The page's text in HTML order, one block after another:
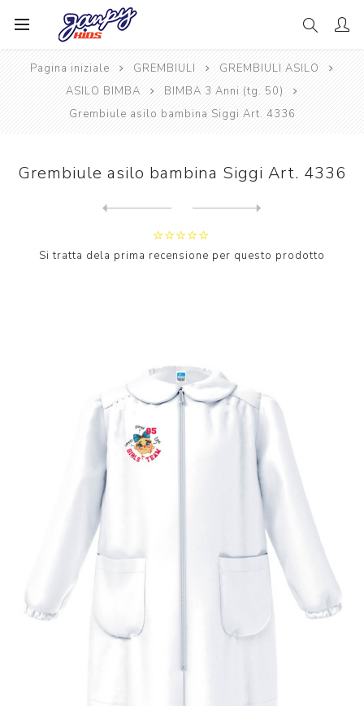
Pagina iniziale GREMBIULI
GREMBIULI ASILO
ASILO BIMBA
BIMBA 3 Anni (tg. 50)
Grembiule asilo bambina Siggi Art. 4336
Grembiule asilo bambina Siggi Art. 4336
Si tratta dela prima recensione per questo prodotto